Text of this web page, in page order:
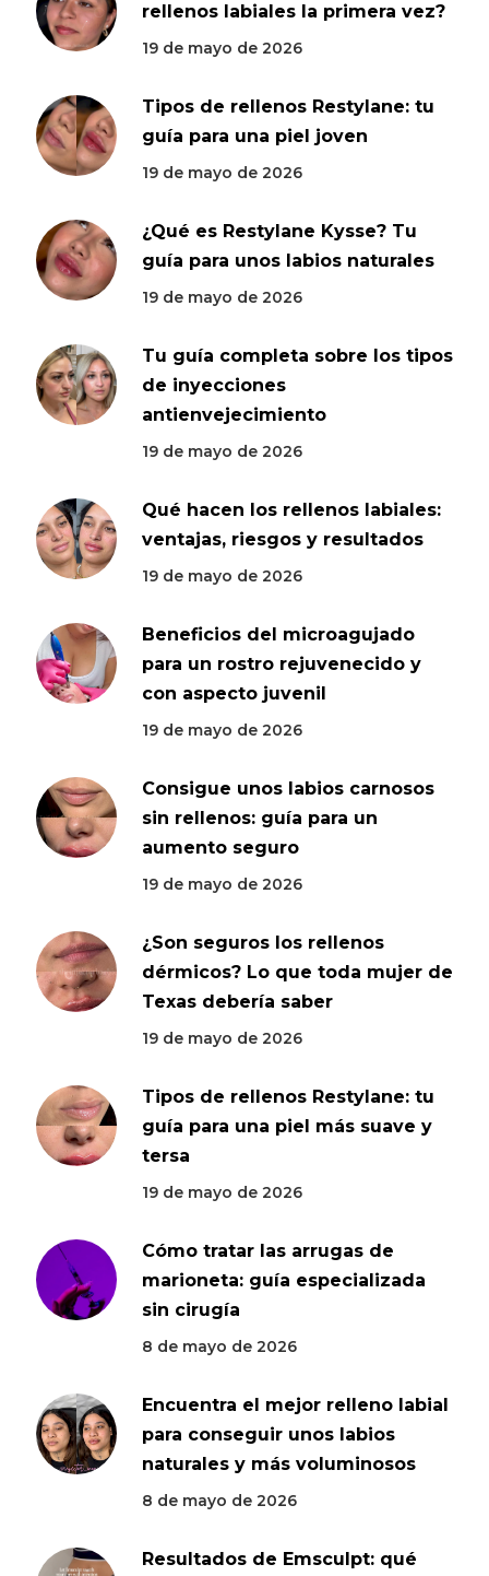
rellenos labiales la primera vez?
19 de mayo de 2026
Tipos de rellenos Restylane: tu
guía para una piel joven
19 de mayo de 2026
¿Qué es Restylane Kysse? Tu
guía para unos labios naturales
19 de mayo de 2026
Tu guía completa sobre los tipos
de inyecciones
antienvejecimiento
19 de mayo de 2026
Qué hacen los rellenos labiales:
ventajas, riesgos y resultados
19 de mayo de 2026
Beneficios del microagujado
para un rostro rejuvenecido y
con aspecto juvenil
19 de mayo de 2026
Consigue unos labios carnosos
sin rellenos: guía para un
aumento seguro
19 de mayo de 2026
¿Son seguros los rellenos
dérmicos? Lo que toda mujer de
Texas debería saber
19 de mayo de 2026
Tipos de rellenos Restylane: tu
guía para una piel más suave y
tersa
19 de mayo de 2026
Cómo tratar las arrugas de
marioneta: guía especializada
sin cirugía
8 de mayo de 2026
Encuentra el mejor relleno labial
para conseguir unos labios
naturales y más voluminosos
8 de mayo de 2026
Resultados de Emsculpt: qué